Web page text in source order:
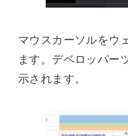
マウスカーソルをウ
ます。デベロッパー
示されます。